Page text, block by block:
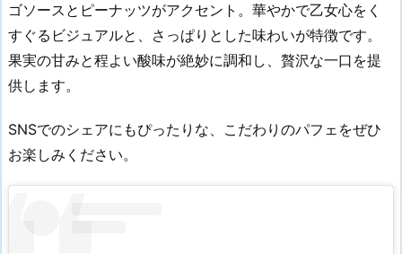
ゴソースとピーナッツがアクセント。華やかで乙女心をく
すぐるビジュアルと、さっぱりとした味わいが特徴です。
果実の甘みと程よい酸味が絶妙に調和し、贅沢な一口を提
供します。
SNSでのシェアにもぴったりな、こだわりのパフェをぜひ
お楽しみください。